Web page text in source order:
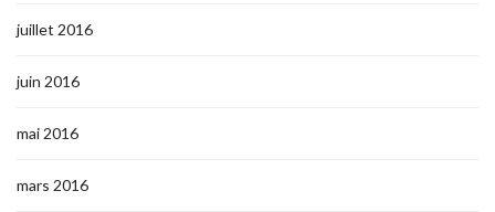
juillet 2016
juin 2016
mai 2016
mars 2016